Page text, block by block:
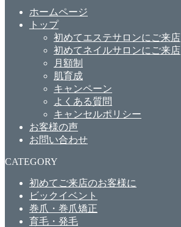
ホームページ
トップ
初めてエステサロンにご来店
初めてネイルサロンにご来店
月額制
肌育成
キャンペーン
よくある質問
キャンセルポリシー
お客様の声
お問い合わせ
CATEGORY
初めてご来店のお客様に
ビックイベント
巻爪・巻爪矯正
育毛・発毛